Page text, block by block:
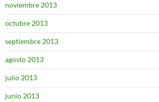
noviembre 2013
octubre 2013
septiembre 2013
agosto 2013
julio 2013
junio 2013